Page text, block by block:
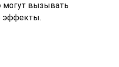
могут вызывать
эффекты.